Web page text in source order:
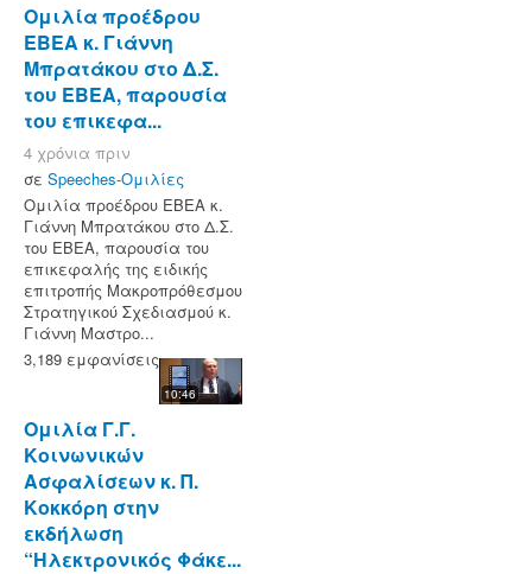
Ομιλία προέδρου
ΕΒΕΑ κ. Γιάννη
Μπρατάκου στο Δ.Σ.
του ΕΒΕΑ, παρουσία
του επικεφα...
4 χρόνια πριν
σε Speeches-Ομιλίες
Ομιλία προέδρου ΕΒΕΑ κ.
Γιάννη Μπρατάκου στο Δ.Σ.
του ΕΒΕΑ, παρουσία του
επικεφαλής της ειδικής
επιτροπής Μακροπρόθεσμου
Στρατηγικού Σχεδιασμού κ.
Γιάννη Μαστρο...
3,189 εμφανίσεις
10:46
Ομιλία Γ.Γ.
Κοινωνικών
Ασφαλίσεων κ. Π.
Κοκκόρη στην
εκδήλωση
“Ηλεκτρονικός Φάκε...